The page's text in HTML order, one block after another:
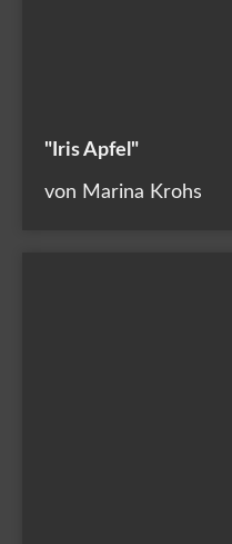
"Iris Apfel"
von Marina Krohs